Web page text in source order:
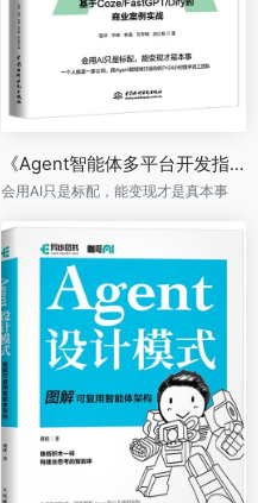
《Agent智能体多平台开发指南：基于Coze/FastGPT/Dify的商业案例实战》
会用AI只是标配，能变现才是真本事